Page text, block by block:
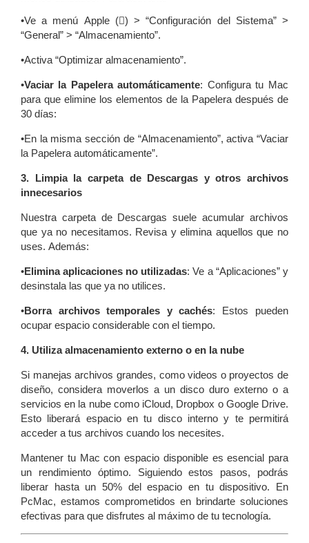
•Ve a menú Apple () > “Configuración del Sistema” >
“General” > “Almacenamiento”.
•Activa “Optimizar almacenamiento”.
•Vaciar la Papelera automáticamente: Configura tu Mac
para que elimine los elementos de la Papelera después de
30 días:
•En la misma sección de “Almacenamiento”, activa “Vaciar
la Papelera automáticamente”.
3. Limpia la carpeta de Descargas y otros archivos
innecesarios
Nuestra carpeta de Descargas suele acumular archivos
que ya no necesitamos. Revisa y elimina aquellos que no
uses. Además:
•Elimina aplicaciones no utilizadas: Ve a “Aplicaciones” y
desinstala las que ya no utilices.
•Borra archivos temporales y cachés: Estos pueden
ocupar espacio considerable con el tiempo.
4. Utiliza almacenamiento externo o en la nube
Si manejas archivos grandes, como videos o proyectos de
diseño, considera moverlos a un disco duro externo o a
servicios en la nube como iCloud, Dropbox o Google Drive.
Esto liberará espacio en tu disco interno y te permitirá
acceder a tus archivos cuando los necesites.
Mantener tu Mac con espacio disponible es esencial para
un rendimiento óptimo. Siguiendo estos pasos, podrás
liberar hasta un 50% del espacio en tu dispositivo. En
PcMac, estamos comprometidos en brindarte soluciones
efectivas para que disfrutes al máximo de tu tecnología.